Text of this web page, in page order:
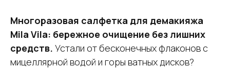
Многоразовая салфетка для демакияжа
Mila Vila: бережное очищение без лишних
средств. Устали от бесконечных флаконов с
мицеллярной водой и горы ватных дисков?